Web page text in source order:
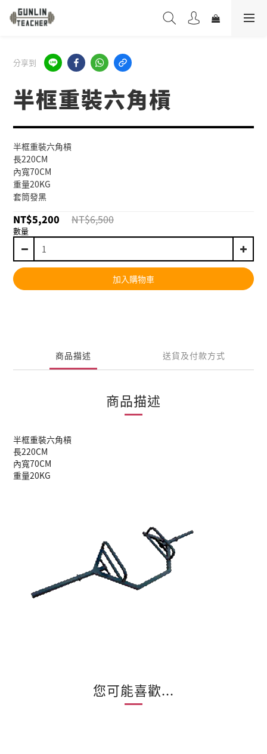
分享到
半框重裝六角槓
半框重裝六角槓
長220CM
內寬70CM
重量20KG
套筒發黑
NT$5,200 NT$6,500
數量
加入購物車
商品描述 送貨及付款方式
商品描述
半框重裝六角槓
長220CM
內寬70CM
重量20KG
您可能喜歡...